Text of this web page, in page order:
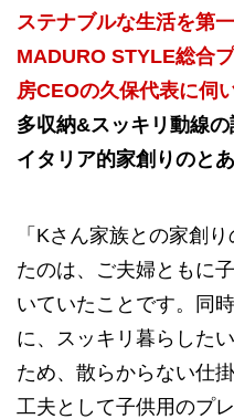
ステナブルな生活を第
MADURO STYLE総合
房CEOの久保代表に伺
多収納&スッキリ動線の
イタリア的家創りのと
「Kさん家族との家創
たのは、ご夫婦ともに
いていたことです。同
に、スッキリ暮らした
ため、散らからない仕
工夫として子供用のプ